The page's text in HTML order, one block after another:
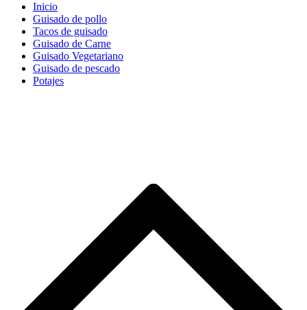
Inicio
Guisado de pollo
Tacos de guisado
Guisado de Carne
Guisado Vegetariano
Guisado de pescado
Potajes